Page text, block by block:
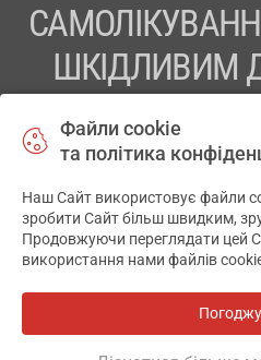
ШКІДЛИВИМ
ПЕРЕД ЗАСТОСУВАННЯМ
ТОВ «АПТЕКА 911.ЮА»
Відмова від
© 2014-2026. Медична
Файли cookie
та політика
Наш Сайт використовує файли
зробити Сайт більш швидким,
Продовжуючи переглядати цей
використання нами файлів